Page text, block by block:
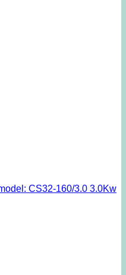
CS32-160/3.0 3.0Kw